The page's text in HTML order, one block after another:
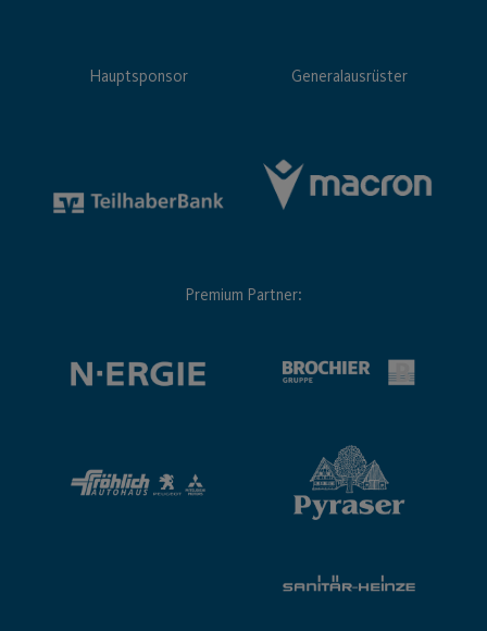
Hauptsponsor Generalausrüster
Premium Partner: